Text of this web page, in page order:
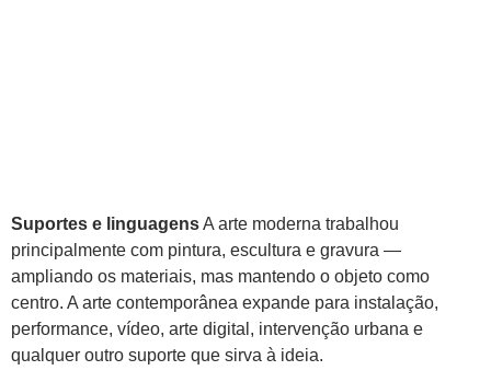
Suportes e linguagensA arte moderna trabalhou
principalmente com pintura, escultura e gravura —
ampliando os materiais, mas mantendo o objeto como
centro. A arte contemporânea expande para instalação,
performance, vídeo, arte digital, intervenção urbana e
qualquer outro suporte que sirva à ideia.